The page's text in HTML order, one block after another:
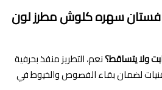
فستان سهره كلوش مطرز لون
نعم، التطريز منفذ بحرفية
لضمان بقاء الفصوص والخيوط في